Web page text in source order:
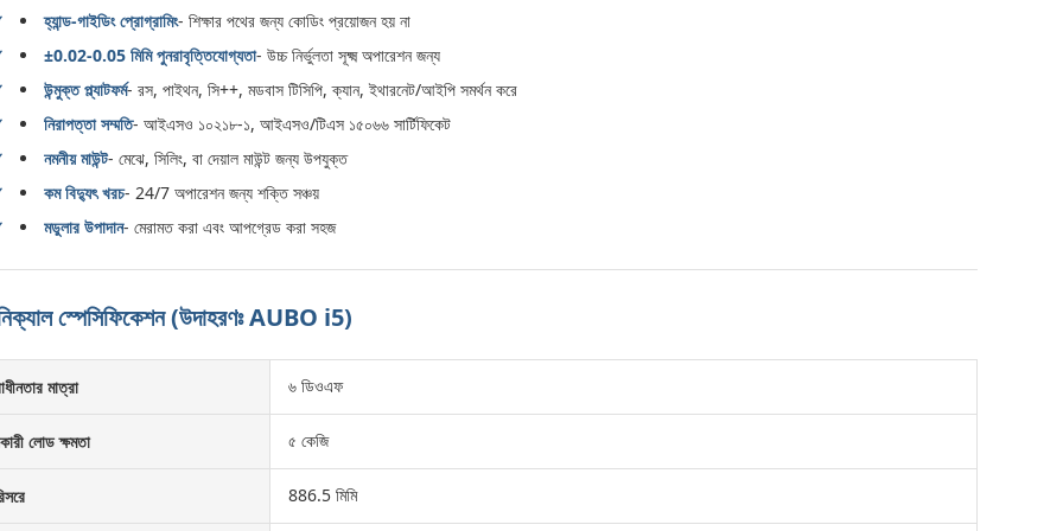
হ্যান্ড-গাইডিং প্রোগ্রামিং- শিক্ষার পথের জন্য কোডিং প্রয়োজন হয় না
±0.02-0.05 মিমি পুনরাবৃত্তিযোগ্যতা- উচ্চ নির্ভুলতা সূক্ষ্ম অপারেশন জন্য
উন্মুক্ত প্ল্যাটফর্ম- রস, পাইথন, সি++, মডবাস টিসিপি, ক্যান, ইথারনেট/আইপি সমর্থন করে
নিরাপত্তা সম্মতি- আইএসও ১০২১৮-১, আইএসও/টিএস ১৫০৬৬ সার্টিফিকেট
নমনীয় মাউন্ট- মেঝে, সিলিং, বা দেয়াল মাউন্ট জন্য উপযুক্ত
কম বিদ্যুৎ খরচ- 24/7 অপারেশন জন্য শক্তি সঞ্চয়
মডুলার উপাদান- মেরামত করা এবং আপগ্রেড করা সহজ
স্পেসিফিকেশন (উদাহরণঃ AUBO i5)
মাত্রা ৬ ডিওএফ
লোড ক্ষমতা ৫ কেজি
886.5 মিমি